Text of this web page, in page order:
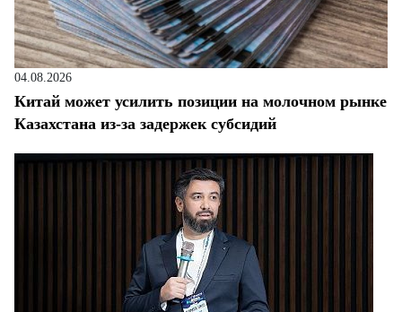
04.08.2026
Китай может усилить позиции на молочном рынке
Казахстана из-за задержек субсидий